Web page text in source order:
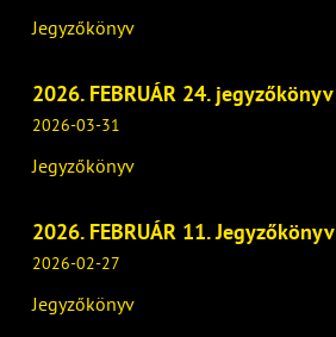
Jegyzőkönyv
2026. FEBRUÁR 24. jegyzőkönyv
2026-03-31
Jegyzőkönyv
2026. FEBRUÁR 11. Jegyzőkönyv
2026-02-27
Jegyzőkönyv